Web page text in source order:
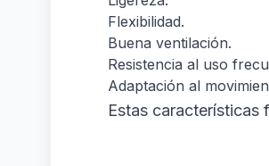
Flexibilidad.
Buena ventilación.
Resistencia al uso
Adaptación al
Estas características